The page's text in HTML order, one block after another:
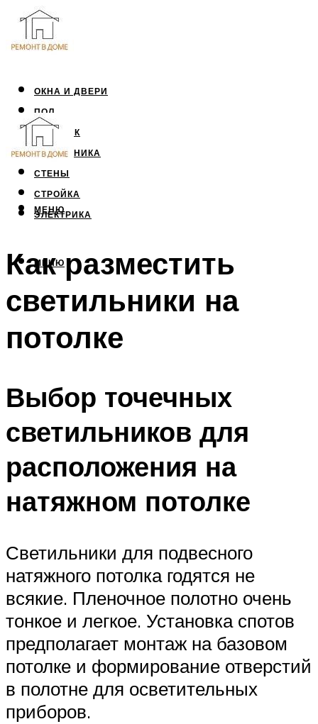
ОКНА И ДВЕРИ
ПОЛ
ПОТОЛОК
САНТЕХНИКА
СТЕНЫ
СТРОЙКА
ЭЛЕКТРИКА
МЕНЮ
МЕНЮ
Как разместить
светильники на
потолке
Выбор точечных
светильников для
расположения на
натяжном потолке
Светильники для подвесного
натяжного потолка годятся не
всякие. Пленочное полотно очень
тонкое и легкое. Установка спотов
предполагает монтаж на базовом
потолке и формирование отверстий
в полотне для осветительных
приборов.